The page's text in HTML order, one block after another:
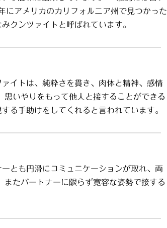
アメリカのカリフォルニア州で見つかった
クンツァイトと呼ばれています。
イトは、純粋さを貫き、肉体と精神、感情
いやりをもって他人と接することができる
る手助けをしてくれると言われています。
とも円滑にコミュニケーションが取れ、両
たパートナーに限らず寛容な姿勢で接する